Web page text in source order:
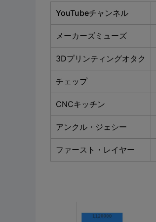
YouTubeチャンネル
メーカーズミューズ
3Dプリンティングオタク
チェップ
CNCキッチン
アンクル・ジェシー
ファースト・レイヤー